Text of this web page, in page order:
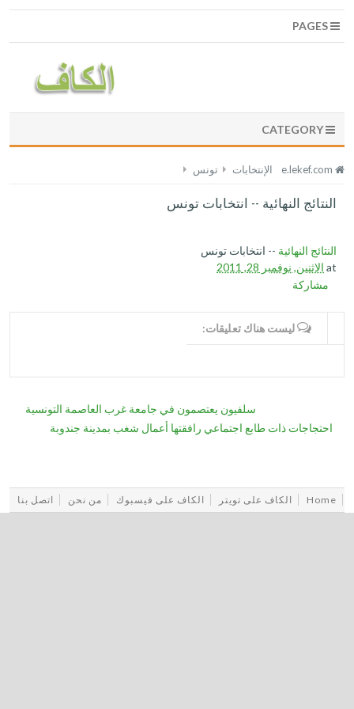
CATEGORY
الإنتخابات تونس
النتائج النهائية -- انتخابات تونس
النتائج النهائية -- انتخابات تونس
at الاثنين, نوفمبر 28, 2011
مشاركة
ليست هناك تعليقات:
WRITE COMMENTS
سلفيون يعتصمون في جامعة غرب العاصمة التونسية
احتجاجات ذات طابع اجتماعي رافقتها أعمال شغب بمدينة جندوبة
Home الكاف على تويتر الكاف على فيسبوك من نحن اتصل بنا